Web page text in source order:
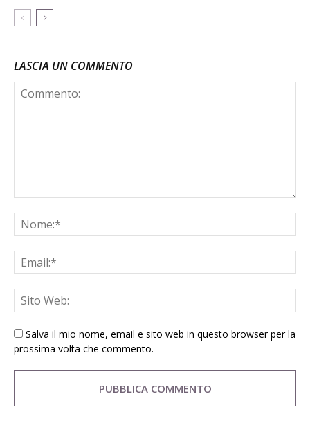
LASCIA UN COMMENTO
Salva il mio nome, email e sito web in questo browser per la
prossima volta che commento.